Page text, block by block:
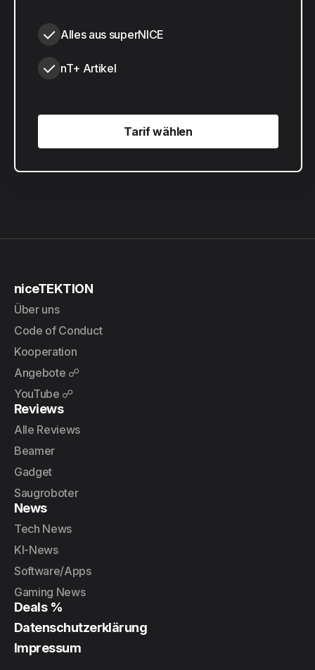
Alles aus superNICE
nT+ Artikel
Tarif wählen
Tarif wählen
niceTEKTION
Über uns
Code of Conduct
Kooperation
Angebote ☍
YouTube ☍
Reviews
Alle Reviews
Beamer
Gadget
Saugroboter
News
Tech News
KI-News
Software/Apps
Gaming News
Deals %
Datenschutzerklärung
Impressum